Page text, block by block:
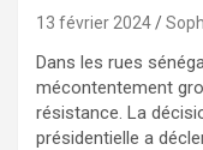
13 février 2024
Dans les rues
mécontentement
résistance. La
présidentielle a